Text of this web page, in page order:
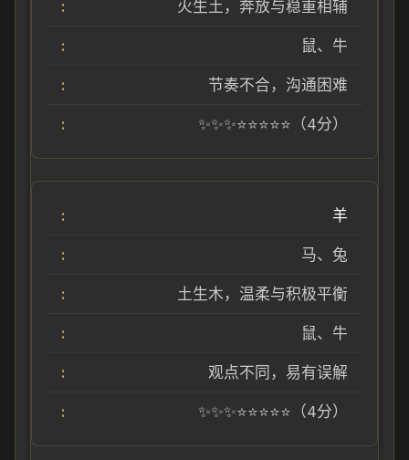
火生土，奔放与稳重相辅
鼠、牛
节奏不合，沟通困难
✨✨✨⭐⭐⭐⭐⭐（4分）
羊
马、兔
土生木，温柔与积极平衡
鼠、牛
观点不同，易有误解
✨✨✨⭐⭐⭐⭐⭐（4分）